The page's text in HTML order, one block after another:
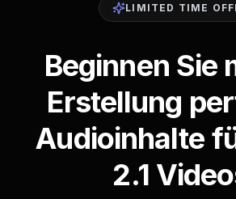
LIMITED TIME
Beginnen Sie
Erstellung
Audioinhalte
2.1